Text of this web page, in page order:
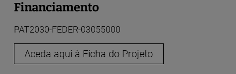
Financiamento
PAT2030-FEDER-03055000
Aceda aqui à Ficha do Projeto